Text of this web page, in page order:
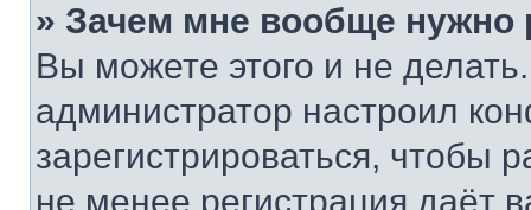
» Зачем мне вообще нужно
Вы можете этого и не
администратор настроил
зарегистрироваться, чтобы
не менее регистрация даёт